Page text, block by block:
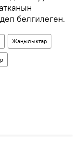
белгилеген.
Жаңылыктар